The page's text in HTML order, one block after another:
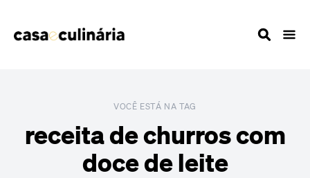
VOCÊ ESTÁ NA TAG
receita de churros com
doce de leite